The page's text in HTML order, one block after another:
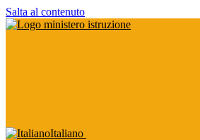
Salta al contenuto
Italiano